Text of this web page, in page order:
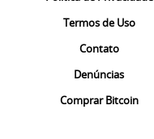
Termos de Uso
Contato
Denúncias
Comprar Bitcoin